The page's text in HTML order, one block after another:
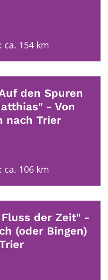
ca. 154 km
den Spuren
- Von
nach Trier
ca. 106 km
der Zeit" -
(oder Bingen)